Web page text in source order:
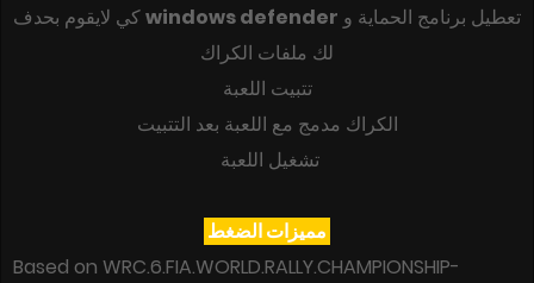
تعطيل برنامج الحماية و windows defenderكي لايقوم بحدف
لك ملفات الكراك
تتبيت اللعبة
الكراك مدمج مع اللعبة بعد التتبيت
تشغيل اللعبة
مميزات الضغط
Based on WRC.6.FIA.WORLD.RALLY.CHAMPIONSHIP-